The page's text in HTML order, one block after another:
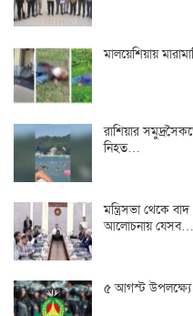
মালয়েশিয়ায়
রাশিয়ার
নিহত…
মন্ত্রিসভা থেকে
আলোচনায় যেসব…
৫ আগস্ট উপলক্ষ্যে